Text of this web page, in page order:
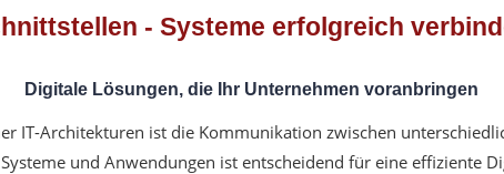
- Systeme erfolgreich
Digitale Lösungen, die Ihr Unternehmen voranbringen
IT-Architekturen ist die Kommunikation zwischen
und Anwendungen ist entscheidend für eine effiziente